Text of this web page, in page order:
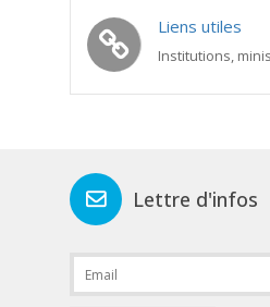
Liens utiles
Institutions,
Lettre d'infos